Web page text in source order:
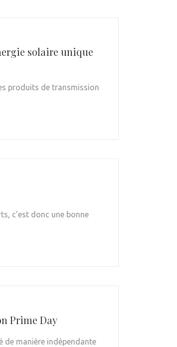
solaire unique
produits de transmission
c’est donc une bonne
Prime Day
de manière indépendante